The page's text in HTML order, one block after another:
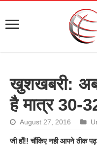
खुशखबरी: अब
है मात्र 30-
August 27, 2016
जी हाँ!! चौंकिए नही आपने ठीक